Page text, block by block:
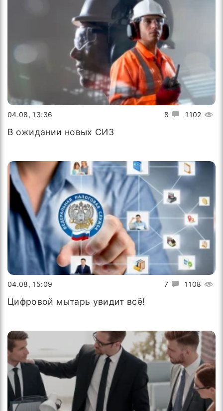
8 1102
04.08, 13:36
В ожидании новых СИЗ
7 1108
04.08, 15:09
Цифровой мытарь увидит всё!